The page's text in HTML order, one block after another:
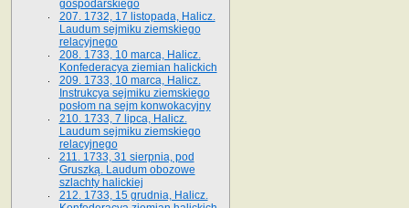
gospodarskiego
207. 1732, 17 listopada, Halicz.
Laudum sejmiku ziemskiego
relacyjnego
208. 1733, 10 marca, Halicz.
Konfederacya ziemian halickich­
209. 1733, 10 marca, Halicz.
Instrukcya sejmiku ziemskiego
posłom na sejm konwokacyjny
210. 1733, 7 lipca, Halicz.
Laudum sejmiku ziemskiego
relacyjnego
211. 1733, 31 sierpnia, pod
Gruszką. Laudum obozowe
szlachty halickiej
212. 1733, 15 grudnia, Halicz.